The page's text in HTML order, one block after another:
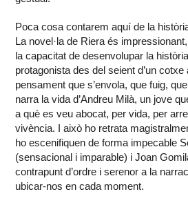
Poca cosa contarem aquí de la
La novel·la de Riera és
la capacitat de desenvolupar la
protagonista des del seient d’un cotxe
pensament que s’envola, que fuig,
narra la vida d’Andreu Milà, un jove
a què es veu abocat, per vida, per
vivència. I això ho retrata
ho escenifiquen de forma impecable
(sensacional i imparable) i Joan
contrapunt d’ordre i serenor a la
ubicar-nos en cada moment.